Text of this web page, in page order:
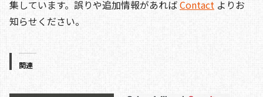
集しています。誤りや追加情報があればContact よりお
知らせください。
関連